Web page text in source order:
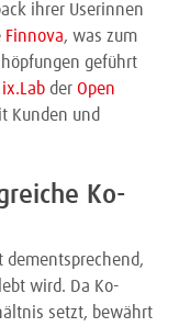
ihrer Userinnen
Finnova, was zum
geführt
ix.Lab der Open
Kunden und
Ko-
dementsprechend,
wird. Da Ko-
setzt, bewährt